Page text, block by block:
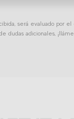
será evaluado por el
dudas adicionales,